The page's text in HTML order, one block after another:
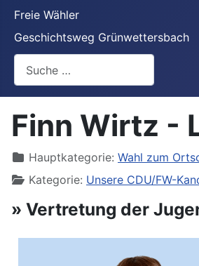
Freie Wähler
Geschichtsweg Grünwettersbach
Finn Wirtz -
DetailsHauptkategorie: Wahl zum
Kategorie: Unsere CDU/FW-
» Vertretung der